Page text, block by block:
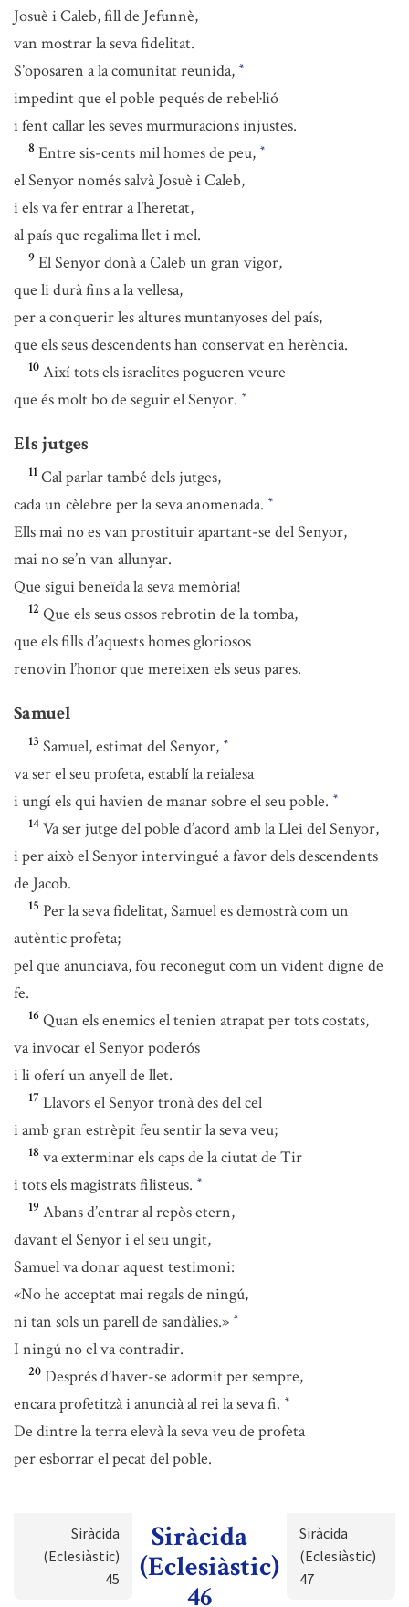
Josuè i Caleb, fill de Jefunnè,
van mostrar la seva fidelitat.
S’oposaren a la comunitat reunida, *
impedint que el poble pequés de rebel·lió
i fent callar les seves murmuracions injustes.
8 Entre sis-cents mil homes de peu, *
el Senyor només salvà Josuè i Caleb,
i els va fer entrar a l’heretat,
al país que regalima llet i mel.
9 El Senyor donà a Caleb un gran vigor,
que li durà fins a la vellesa,
per a conquerir les altures muntanyoses del país,
que els seus descendents han conservat en herència.
10 Així tots els israelites pogueren veure
que és molt bo de seguir el Senyor. *
Els jutges
11 Cal parlar també dels jutges,
cada un cèlebre per la seva anomenada. *
Ells mai no es van prostituir apartant-se del Senyor,
mai no se’n van allunyar.
Que sigui beneïda la seva memòria!
12 Que els seus ossos rebrotin de la tomba,
que els fills d’aquests homes gloriosos
renovin l’honor que mereixen els seus pares.
Samuel
13 Samuel, estimat del Senyor, *
va ser el seu profeta, establí la reialesa
i ungí els qui havien de manar sobre el seu poble. *
14 Va ser jutge del poble d’acord amb la Llei del Senyor,
i per això el Senyor intervingué a favor dels descendents
de Jacob.
15 Per la seva fidelitat, Samuel es demostrà com un
autèntic profeta;
pel que anunciava, fou reconegut com un vident digne de
fe.
16 Quan els enemics el tenien atrapat per tots costats,
va invocar el Senyor poderós
i li oferí un anyell de llet.
17 Llavors el Senyor tronà des del cel
i amb gran estrèpit feu sentir la seva veu;
18 va exterminar els caps de la ciutat de Tir
i tots els magistrats filisteus. *
19 Abans d’entrar al repòs etern,
davant el Senyor i el seu ungit,
Samuel va donar aquest testimoni:
«No he acceptat mai regals de ningú,
ni tan sols un parell de sandàlies.» *
I ningú no el va contradir.
20 Després d’haver-se adormit per sempre,
encara profetitzà i anuncià al rei la seva fi. *
De dintre la terra elevà la seva veu de profeta
per esborrar el pecat del poble.
Siràcida
(Eclesiàstic)
45
Siràcida
(Eclesiàstic)
46
Siràcida
(Eclesiàstic)
47